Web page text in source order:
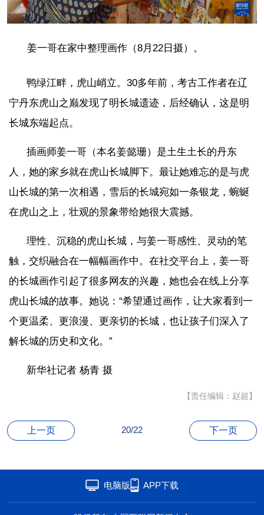
姜一哥在家中整理画作（8月22日摄）。
鸭绿江畔，虎山峭立。30多年前，考古工作者在辽
宁丹东虎山之巅发现了明长城遗迹，后经确认，这是明
长城东端起点。
插画师姜一哥（本名姜懿珊）是土生土长的丹东
人，她的家乡就在虎山长城脚下。最让她难忘的是与虎
山长城的第一次相遇，雪后的长城宛如一条银龙，蜿蜒
在虎山之上，壮观的景象带给她很大震撼。
理性、沉稳的虎山长城，与姜一哥感性、灵动的笔
触，交织融合在一幅幅画作中。在社交平台上，姜一哥
的长城画作引起了很多网友的兴趣，她也会在线上分享
虎山长城的故事。她说：“希望通过画作，让大家看到一
个更温柔、更浪漫、更亲切的长城，也让孩子们深入了
解长城的历史和文化。”
新华社记者 杨青 摄
【责任编辑：赵超】
上一页 20/22 下一页
电脑版 APP下载